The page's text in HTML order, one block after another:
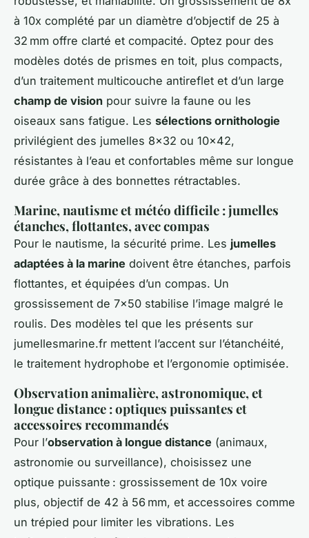
à 10x complété par un diamètre d’objectif de 25 à
32 mm offre clarté et compacité. Optez pour des
modèles dotés de prismes en toit, plus compacts,
d’un traitement multicouche antireflet et d’un large
champ de vision pour suivre la faune ou les
oiseaux sans fatigue. Les sélections ornithologie
privilégient des jumelles 8x32 ou 10x42,
résistantes à l’eau et confortables même sur longue
durée grâce à des bonnettes rétractables.
Marine, nautisme et météo difficile : jumelles
étanches, flottantes, avec compas
Pour le nautisme, la sécurité prime. Les jumelles
adaptées à la marine doivent être étanches, parfois
flottantes, et équipées d’un compas. Un
grossissement de 7x50 stabilise l’image malgré le
roulis. Des modèles tel que les présents sur
jumellesmarine.fr mettent l’accent sur l’étanchéité,
le traitement hydrophobe et l’ergonomie optimisée.
Observation animalière, astronomique, et
longue distance : optiques puissantes et
accessoires recommandés
Pour l’observation à longue distance (animaux,
astronomie ou surveillance), choisissez une
optique puissante : grossissement de 10x voire
plus, objectif de 42 à 56 mm, et accessoires comme
un trépied pour limiter les vibrations. Les